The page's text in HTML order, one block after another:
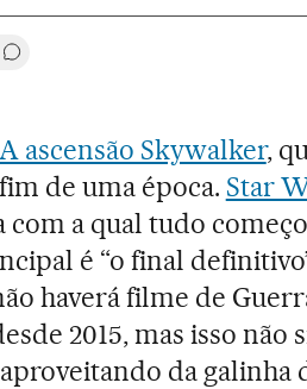
Twitter
Redes Sociales
Comentários
A ascensão Skywalker,
de uma época. Star
com a qual tudo
é “o final
haverá filme de
2015, mas isso não
da galinha